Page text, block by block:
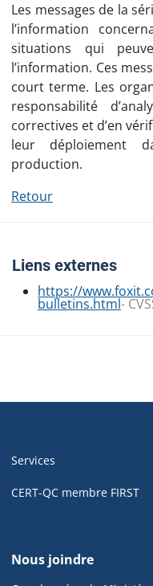
Les messages de la
l’information
situations qui
l’information. Ces
court terme. Les
responsabilité
correctives et d’en
leur déploiement
production.
Retour
Liens externes
https://
bulletins.html-
de
pied
de
de
Services
CERT-QC membre FIRST
Nous joindre